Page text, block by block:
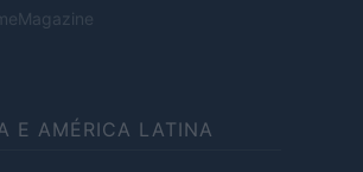
E AMÉRICA LATINA